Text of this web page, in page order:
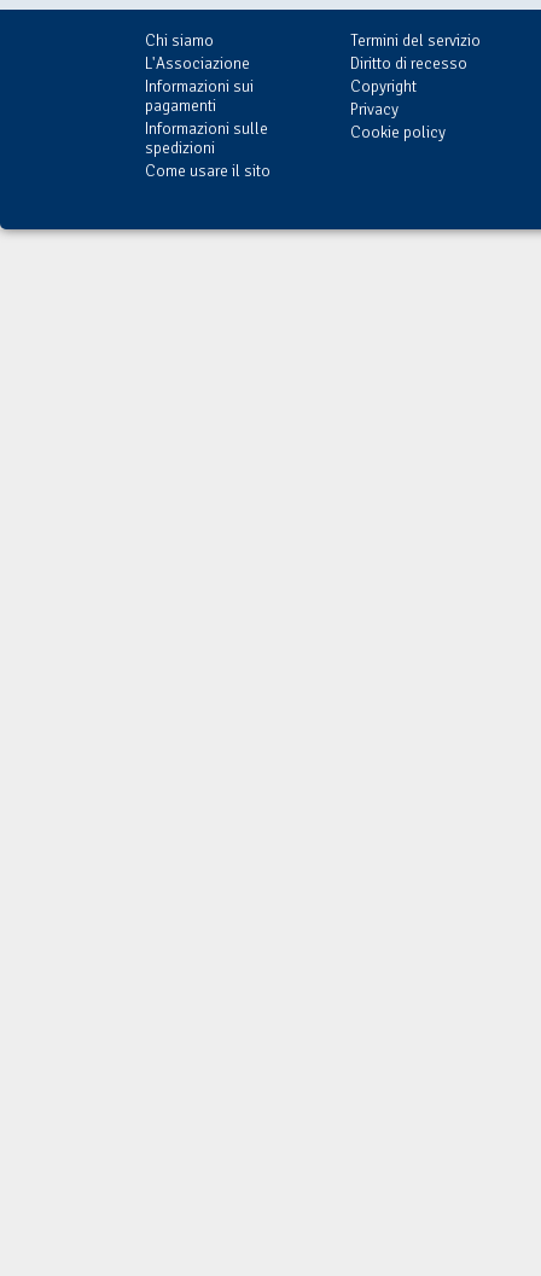
Chi siamo
L'Associazione
Informazioni sui
pagamenti
Informazioni sulle
spedizioni
Come usare il sito
Termini del servizio
Diritto di recesso
Copyright
Privacy
Cookie policy